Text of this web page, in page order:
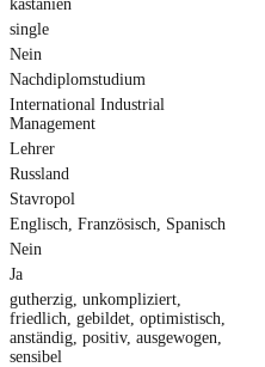
kastanien
single
Nein
Nachdiplomstudium
International Industrial
Management
Lehrer
Russland
Stavropol
Englisch, Französisch, Spanisch
Nein
Ja
gutherzig, unkompliziert,
friedlich, gebildet, optimistisch,
anständig, positiv, ausgewogen,
sensibel